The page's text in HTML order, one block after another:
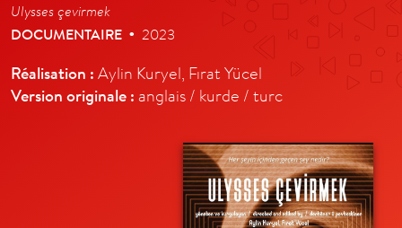
Ulysses çevirmek
DOCUMENTAIRE • 2023
Réalisation : Aylin Kuryel, Fırat Yücel
Version originale : anglais / kurde / turc